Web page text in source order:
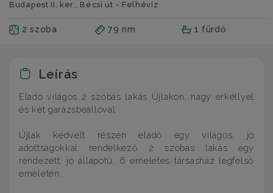
Budapest II. ker., Bécsi út - Felhévíz
2 szoba 79 nm 1 fürdő
Leírás
Eladó világos 2 szobás lakás Újlakon, nagy erkéllyel
és két garázsbeállóval
Újlak kedvelt részén eladó egy világos, jó
adottságokkal rendelkező 2 szobás lakás egy
rendezett, jó állapotú, 6 emeletes társasház legfelső
emeletén.